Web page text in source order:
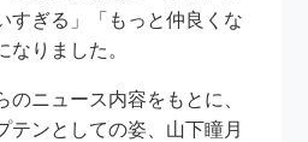
すぎる」「もっと仲良くな
なりました。
のニュース内容をもとに、
テンとしての姿、山下瞳月